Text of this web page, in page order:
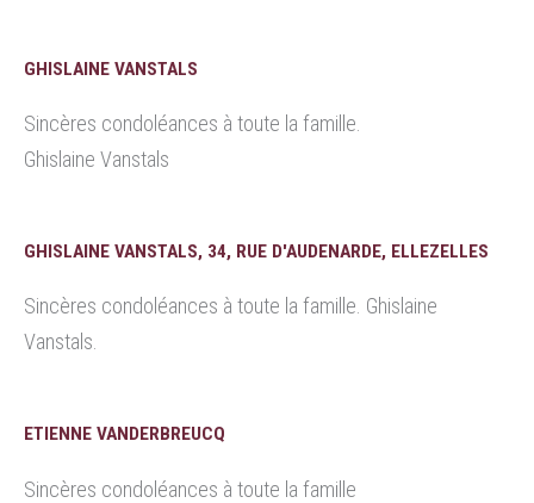
GHISLAINE VANSTALS
Sincères condoléances à toute la famille.
Ghislaine Vanstals
GHISLAINE VANSTALS, 34, RUE D'AUDENARDE, ELLEZELLES
Sincères condoléances à toute la famille. Ghislaine
Vanstals.
ETIENNE VANDERBREUCQ
Sincères condoléances à toute la famille